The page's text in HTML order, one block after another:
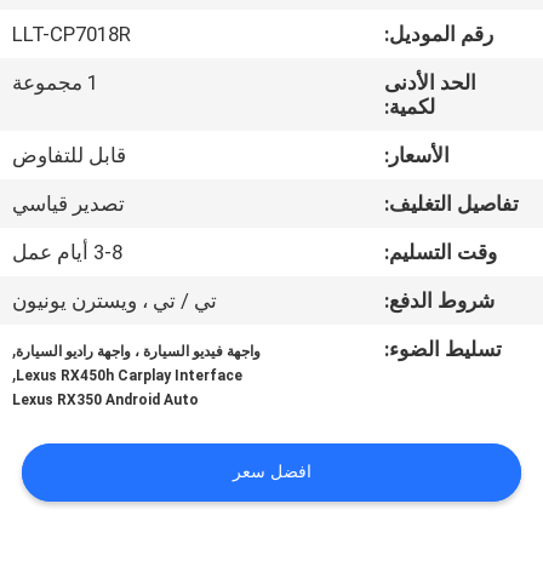
معلومات
في
المعمل
مراقبة
الجودة
بنا
رقم الموديل:
LLT-CP7018R
الحد الأدنى
لكمية:
1 مجموعة
الأسعار:
قابل للتفاوض
تفاصيل التغليف:
تصدير قياسي
وقت التسليم:
3-8 أيام عمل
شروط الدفع:
تي / تي ، ويسترن يونيون
تسليط الضوء:
واجهة فيديو السيارة ، واجهة راديو السيارة,
Lexus RX450h Carplay Interface
,
Lexus RX350 Android Auto
افضل سعر